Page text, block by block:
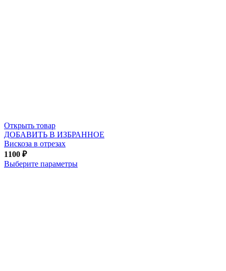
Открыть товар
ДОБАВИТЬ В ИЗБРАННОЕ
Вискоза в отрезах
1100 ₽
Выберите параметры